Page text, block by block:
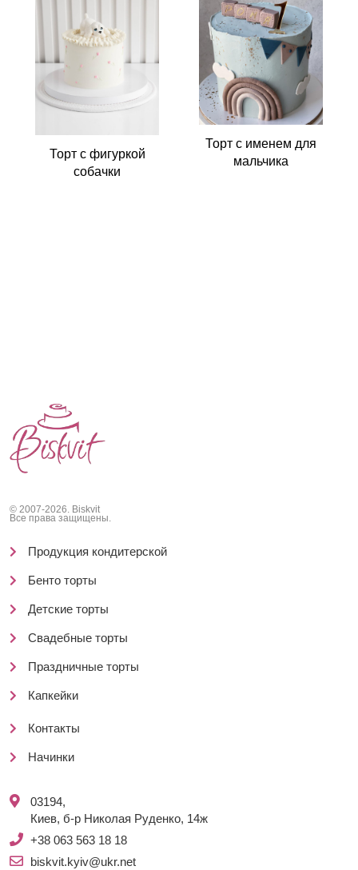
Торт с фигуркой
собачки
Торт с именем для
мальчика
© 2007-2026. Biskvit
Все права защищены.
Продукция кондитерской
Бенто торты
Детские торты
Свадебные торты
Праздничные торты
Капкейки
Контакты
Начинки
03194,
Киев, б-р Николая Руденко, 14ж
+38 063 563 18 18
biskvit.kyiv@ukr.net